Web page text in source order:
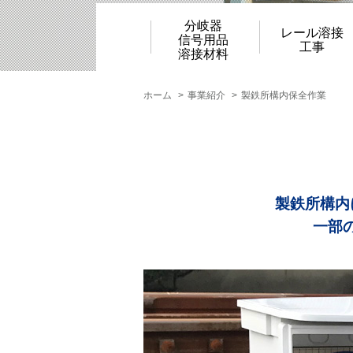
分岐器
信号用品
溶接材料
レール溶接
工事
ホーム 事業紹介 製鉄所構内保全作業
製鉄所構
一部